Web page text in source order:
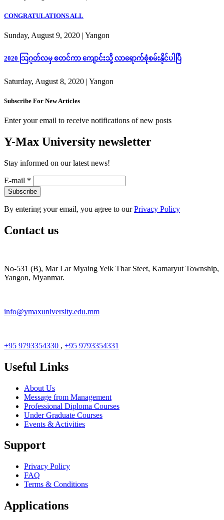
CONGRATULATIONS ALL
Sunday, August 9, 2020 | Yangon
2020 သြဂုတ်လမှ စတင်ကာ ကျောင်းသို့ လာရောက်စုံစမ်းနိုင်ပါပြီ
Saturday, August 8, 2020 | Yangon
Subscribe For New Articles
Enter your email to receive notifications of new posts
Y-Max University newsletter
Stay informed on our latest news!
E-mail *
By entering your email, you agree to ourPrivacy Policy
Contact us
No-531 (B), Mar Lar Myaing Yeik Thar Steet, Kamaryut Township,
Yangon, Myanmar.
info@ymaxuniversity.edu.mm
+95 9793354330 , +95 9793354331
Useful Links
About Us
Message from Management
Professional Diploma Courses
Under Graduate Courses
Events & Activities
Support
Privacy Policy
FAQ
Terms & Conditions
Applications